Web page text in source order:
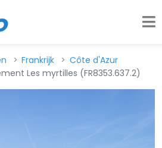
Frankrijk
Côte d'Azur
Les myrtilles (FR8353.637.2)